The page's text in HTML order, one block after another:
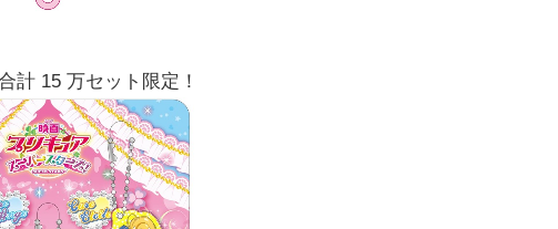
計 15 万セット限定！